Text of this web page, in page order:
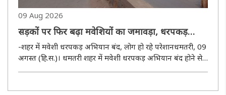
09 Aug 2026
सड़कों पर फिर बढ़ा मवेशियों का जमावड़ा, धरपकड़
अभियान ठप होने से लोगों की परेशानी बढ़ी
-शहर में मवेशी धरपकड़ अभियान बंद, लोग हो रहे परेशानधमतरी, 09
अगस्त (हि.स.)। धमतरी शहर में मवेशी धरपकड़ अभियान बंद होने से